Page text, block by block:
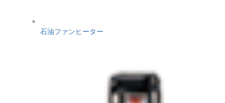
石油ファンヒーター